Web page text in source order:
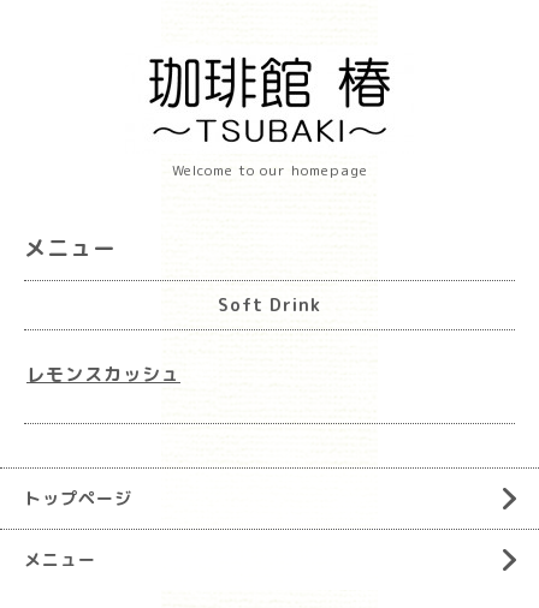
Welcome to our homepage
メニュー
Soft Drink
レモンスカッシュ
トップページ
メニュー